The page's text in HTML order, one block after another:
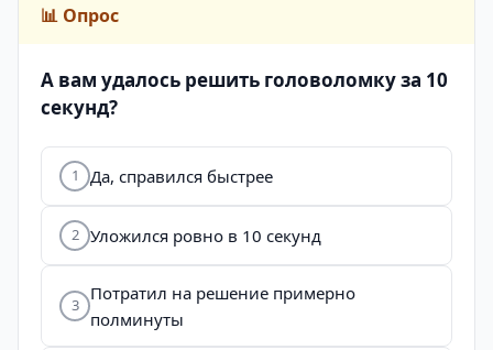
📊 Опрос
А вам удалось решить головоломку за 10
секунд?
1 Да, справился быстрее
2 Уложился ровно в 10 секунд
3
Потратил на решение примерно
полминуты